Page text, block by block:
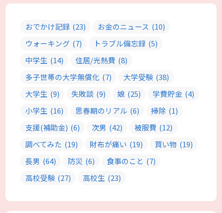
おでかけ記録 (23) お金のニュース (10)
ウォーキング (7) トラブル備忘録 (5)
中学生 (14) 住居/光熱費 (8)
多子世帯の大学無償化 (7) 大学受験 (38)
大学生 (9) 失敗談 (9) 娘 (25) 学費貯金 (4)
小学生 (16) 思春期のリアル (6) 掃除 (1)
支援(補助金) (6) 次男 (42) 被服費 (12)
調べてみた (19) 財布が痛い (19) 買い物 (19)
長男 (64) 防災 (6) 食事のこと (7)
高校受験 (27) 高校生 (23)